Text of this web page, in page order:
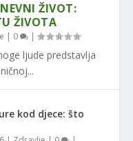
ŽIVOT:
ŽIVOTA
| 0 |
ljude predstavlja
kod djece: što